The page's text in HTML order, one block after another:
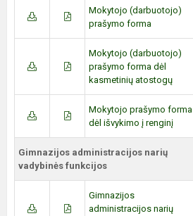
Mokytojo (darbuotojo)
prašymo forma
Mokytojo (darbuotojo)
prašymo forma dėl
kasmetinių atostogų
Mokytojo prašymo forma
dėl išvykimo į renginį
Gimnazijos administracijos narių
vadybinės funkcijos
Gimnazijos
administracijos narių